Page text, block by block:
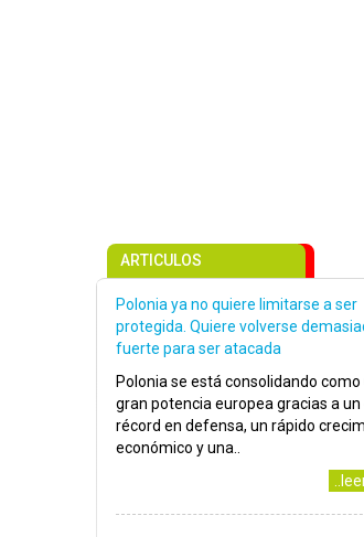
ARTICULOS
Polonia ya no quiere limitarse a ser
protegida. Quiere volverse
fuerte para ser atacada
Polonia se está consolidando como
gran potencia europea gracias a un
récord en defensa, un rápido
económico y una..